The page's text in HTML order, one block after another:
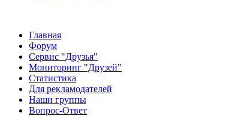
Главная
Форум
Сервис "Друзья"
Мониторинг "Друзей"
Статистика
Для рекламодателей
Наши группы
Вопрос-Ответ